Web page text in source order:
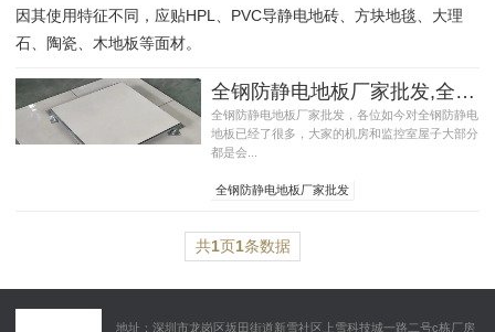
因其使用特征不同，应贴HPL、PVC导静电地砖、方块地毯、大理
石、陶瓷、木地板等面材。
全钢防静电地板厂家批发,全钢防静电地板​性能参数
全钢防静电地板厂家批发，各位如今对全钢防静电
地板已经了很多，大家的机房和监控室屋子大部分
都是会...
全钢防静电地板厂家批发
全钢防静电地板​材料构成
共1页1条数据
地址：深圳市龙岗区坂田街道新雪社区上雪科技城一路二号c栋厂房